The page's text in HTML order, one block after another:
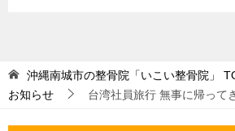
沖縄南城市の整骨院「いこい整骨院」
お知らせ
台湾社員旅行 無事に帰って